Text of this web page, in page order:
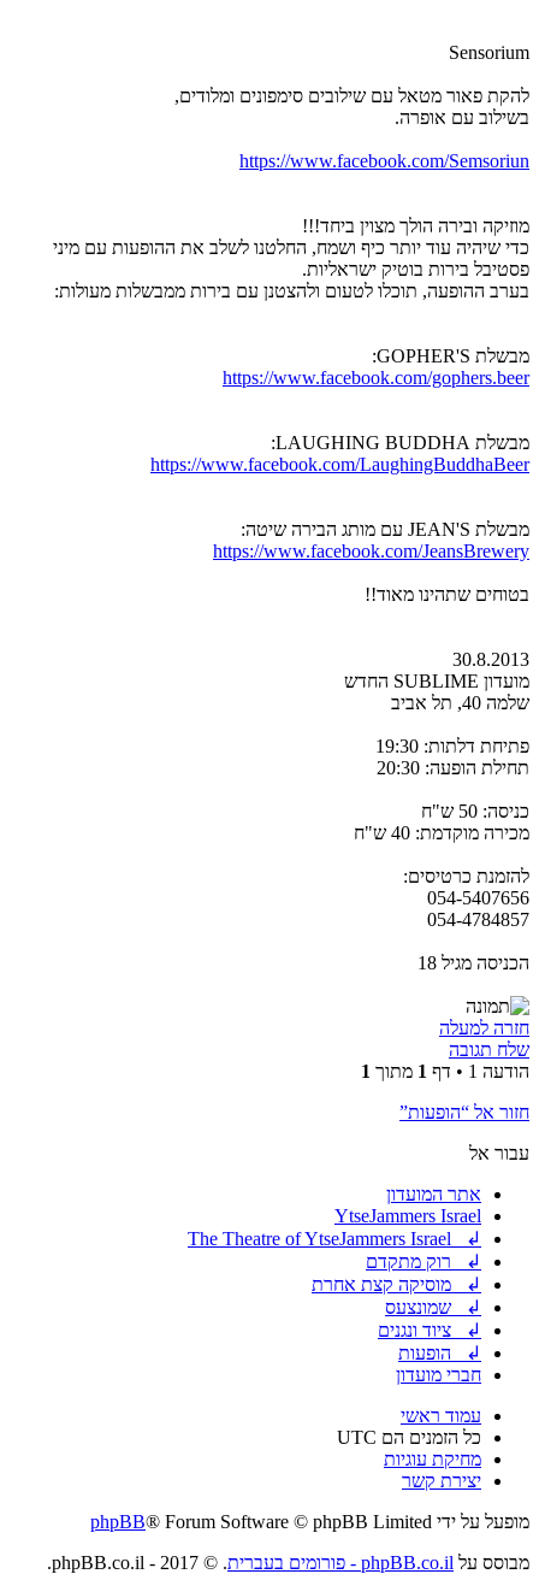
Sensorium
להקת פאור מטאל עם שילובים סימפונים ומלודים,
בשילוב עם אופרה.
https://www.facebook.com/Semsoriun
מוזיקה ובירה הולך מצוין ביחד!!!
כדי שיהיה עוד יותר כיף ושמח, החלטנו לשלב את ההופעות עם מיני
פסטיבל בירות בוטיק ישראליות.
בערב ההופעה, תוכלו לטעום ולהצטנן עם בירות ממבשלות מעולות:
מבשלת GOPHER'S:
https://www.facebook.com/gophers.beer
מבשלת LAUGHING BUDDHA:
https://www.facebook.com/LaughingBuddhaBeer
מבשלת JEAN'S עם מותג הבירה שיטה:
https://www.facebook.com/JeansBrewery
בטוחים שתהינו מאוד!!
30.8.2013
מועדון SUBLIME החדש
שלמה 40, תל אביב
פתיחת דלתות: 19:30
תחילת הופעה: 20:30
כניסה: 50 ש"ח
מכירה מוקדמת: 40 ש"ח
להזמנת כרטיסים:
054-5407656
054-4784857
הכניסה מגיל 18
חזרה למעלה
שלח תגובה
הודעה 1 • דף
1 מתוך 1
חזור אל “הופעות”
עבור אל
אתר המועדון
YtseJammers Israel
↲ The Theatre of YtseJammers Israel
↲ רוק מתקדם
↲ מוסיקה קצת אחרת
↲ שמונצעס
↲ ציוד ונגנים
↲ הופעות
חברי מועדון
עמוד ראשי
כל הזמנים הם UTC
מחיקת עוגיות
יצירת קשר
מופעל על ידי
phpBB® Forum Software © phpBB Limited
מבוסס על phpBB.co.il - פורומים בעברית . © 2017 - phpBB.co.il.